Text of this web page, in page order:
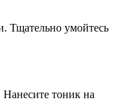
Тщательно умойтесь
тоник на